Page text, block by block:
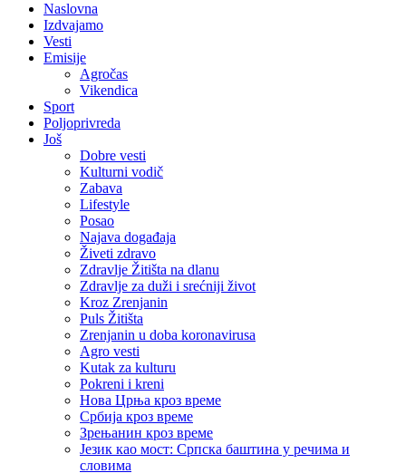
Naslovna
Izdvajamo
Vesti
Emisije
Agročas
Vikendica
Sport
Poljoprivreda
Još
Dobre vesti
Kulturni vodič
Zabava
Lifestyle
Posao
Najava događaja
Živeti zdravo
Zdravlje Žitišta na dlanu
Zdravlje za duži i srećniji život
Kroz Zrenjanin
Puls Žitišta
Zrenjanin u doba koronavirusa
Agro vesti
Kutak za kulturu
Pokreni i kreni
Нова Црња кроз време
Србија кроз време
Зрењанин кроз време
Језик као мост: Српска баштина у речима и
словима